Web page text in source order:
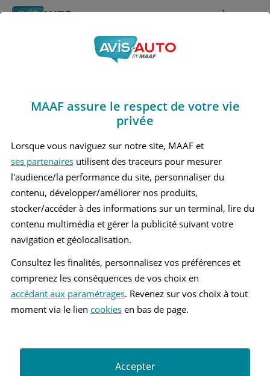
Rechercher À propos
Obtenir un devis d'assurance auto MAAF
Avis Dodge Charger
DODGE CHARGER 1 BERLINE
Vous recherchez une
Obtenez vos devis MAAF
MAAF assure le respect de votre vie
privée
Lorsque vous naviguez sur notre site, MAAF et
ses partenairesutilisent des traceurs pour mesurer
l'audience/la performance du site, personnaliser du
contenu, développer/améliorer nos produits,
stocker/accéder à des informations sur un terminal, lire du
contenu multimédia et gérer la publicité suivant votre
navigation et géolocalisation.
Consultez les finalités, personnalisez vos préférences et
comprenez les conséquences de vos choix en
accédant aux paramétrages. Revenez sur vos choix à tout
moment via le lien cookiesen bas de page.
Accepter